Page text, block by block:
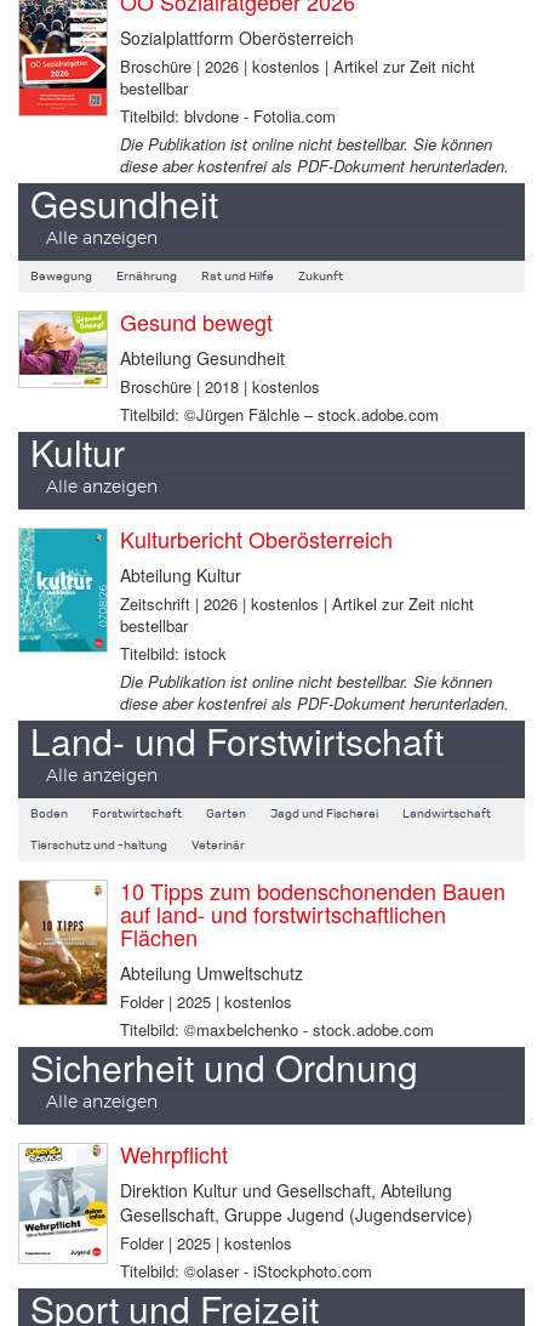
Sozialplattform Oberösterreich
Broschüre | 2026 | kostenlos | Artikel zur Zeit nicht
bestellbar
Titelbild: blvdone - Fotolia.com
Die Publikation ist online nicht bestellbar. Sie können
diese aber kostenfrei als PDF-Dokument herunterladen.
Gesundheit
Alle anzeigen
Bewegung Ernährung Rat und Hilfe Zukunft
Gesund bewegt
Abteilung Gesundheit
Broschüre | 2018 | kostenlos
Titelbild: ©Jürgen Fälchle – stock.adobe.com
Kultur
Alle anzeigen
Kulturbericht Oberösterreich
Abteilung Kultur
Zeitschrift | 2026 | kostenlos | Artikel zur Zeit nicht
bestellbar
Titelbild: istock
Die Publikation ist online nicht bestellbar. Sie können
diese aber kostenfrei als PDF-Dokument herunterladen.
Land- und Forstwirtschaft
Alle anzeigen
Boden Forstwirtschaft Garten Jagd und Fischerei Landwirtschaft
Tierschutz und -haltung Veterinär
10 Tipps zum bodenschonenden Bauen
auf land- und forstwirtschaftlichen
Flächen
Abteilung Umweltschutz
Folder | 2025 | kostenlos
Titelbild: ©maxbelchenko - stock.adobe.com
Sicherheit und Ordnung
Alle anzeigen
Wehrpflicht
Direktion Kultur und Gesellschaft, Abteilung
Gesellschaft, Gruppe Jugend (Jugendservice)
Folder | 2025 | kostenlos
Titelbild: ©olaser - iStockphoto.com
Sport und Freizeit